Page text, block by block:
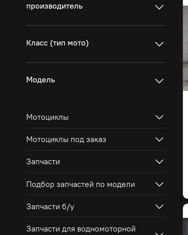
производитель
Класс (тип мото)
Модель
Мотоциклы
Мотоциклы под заказ
Запчасти
Подбор запчастей по модели
Запчасти б/у
Запчасти для водномоторной